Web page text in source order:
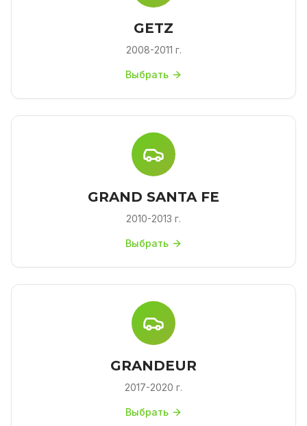
GETZ
2008-2011 г.
Выбрать
GRAND SANTA FE
2010-2013 г.
Выбрать
GRANDEUR
2017-2020 г.
Выбрать